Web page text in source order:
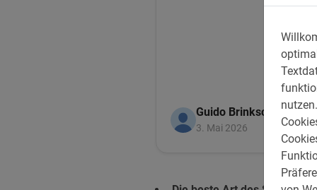
nutzen.
Guido Brinkschulte
3. Mai 2026